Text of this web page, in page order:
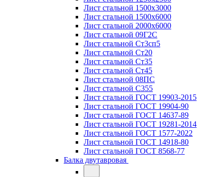
Лист стальной 1500х3000
Лист стальной 1500х6000
Лист стальной 2000х6000
Лист стальной 09Г2С
Лист стальной Ст3сп5
Лист стальной Ст20
Лист стальной Ст35
Лист стальной Ст45
Лист стальной 08ПС
Лист стальной С355
Лист стальной ГОСТ 19903-2015
Лист стальной ГОСТ 19904-90
Лист стальной ГОСТ 14637-89
Лист стальной ГОСТ 19281-2014
Лист стальной ГОСТ 1577-2022
Лист стальной ГОСТ 14918-80
Лист стальной ГОСТ 8568-77
Балка двутавровая